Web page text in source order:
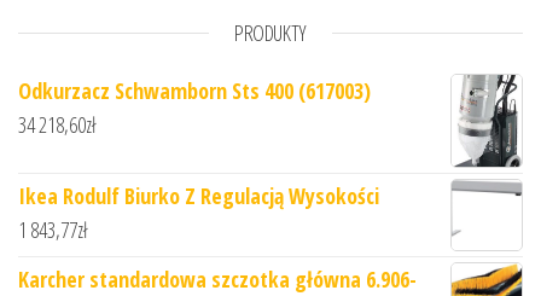
PRODUKTY
Odkurzacz Schwamborn Sts 400 (617003)
34 218,60zł
Ikea Rodulf Biurko Z Regulacją Wysokości
1 843,77zł
Karcher standardowa szczotka główna 6.906-